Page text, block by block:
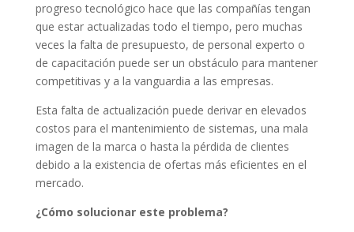
progreso tecnológico hace que las compañías tengan
que estar actualizadas todo el tiempo, pero muchas
veces la falta de presupuesto, de personal experto o
de capacitación puede ser un obstáculo para mantener
competitivas y a la vanguardia a las empresas.
Esta falta de actualización puede derivar en elevados
costos para el mantenimiento de sistemas, una mala
imagen de la marca o hasta la pérdida de clientes
debido a la existencia de ofertas más eficientes en el
mercado.
¿Cómo solucionar este problema?